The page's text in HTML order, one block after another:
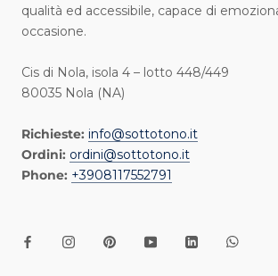
qualità ed accessibile, capace di
occasione.
Cis di Nola, isola 4 – lotto 448/449
80035 Nola (NA)
Richieste: info@sottotono.it
Ordini: ordini@sottotono.it
Phone: +3908117552791